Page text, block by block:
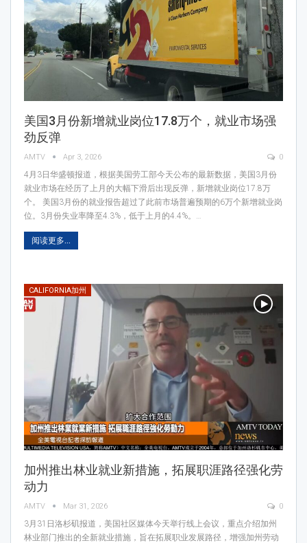
美国3月份新增就业岗位17.8万个，就业市场强
劲反弹
AMTV Apr 3, 2026 0
4月3日华盛顿报道，根据美国劳工部今天公布的最新数据，美国3月份
就业市场在经历了上月的大幅下滑后出现反弹，新增就业岗位17.8万
个。 美国3月份的就业报告超过了此前市场普遍预期的6万个新增就业岗
位。3月份失业率降至4.3%，低于上月的4.4%。…
阅读更多...
CALIFORNIA加州
加州推出林业就业新措施，拓展职涯路径强化劳
动力
AMTV Mar 31, 2026 0
3月31日洛杉矶报道，美国社区媒体今天举行线上会议，重点介绍加州
林业部门推出的全新就业措施，旨在拓展职业发展路径，增强加州劳动